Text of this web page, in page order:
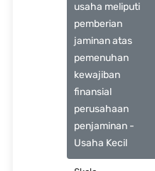
usaha meliputi
pemberian
jaminan atas
pemenuhan
kewajiban
finansial
perusahaan
penjaminan -
Usaha Kecil